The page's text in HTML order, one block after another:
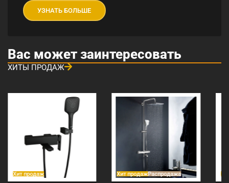
УЗНАТЬ БОЛЬШЕ
Вас может заинтересовать
ХИТЫ ПРОДАЖ
Хит продаж Хит продажРаспродажа